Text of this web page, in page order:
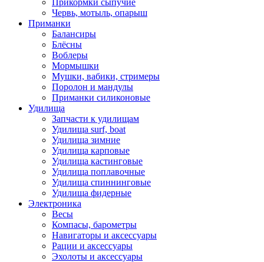
Прикормки сыпучие
Червь, мотыль, опарыш
Приманки
Балансиры
Блёсны
Воблеры
Мормышки
Мушки, вабики, стримеры
Поролон и мандулы
Приманки силиконовые
Удилища
Запчасти к удилищам
Удилища surf, boat
Удилища зимние
Удилища карповые
Удилища кастинговые
Удилища поплавочные
Удилища спиннинговые
Удилища фидерные
Электроника
Весы
Компасы, барометры
Навигаторы и аксессуары
Рации и аксессуары
Эхолоты и аксессуары